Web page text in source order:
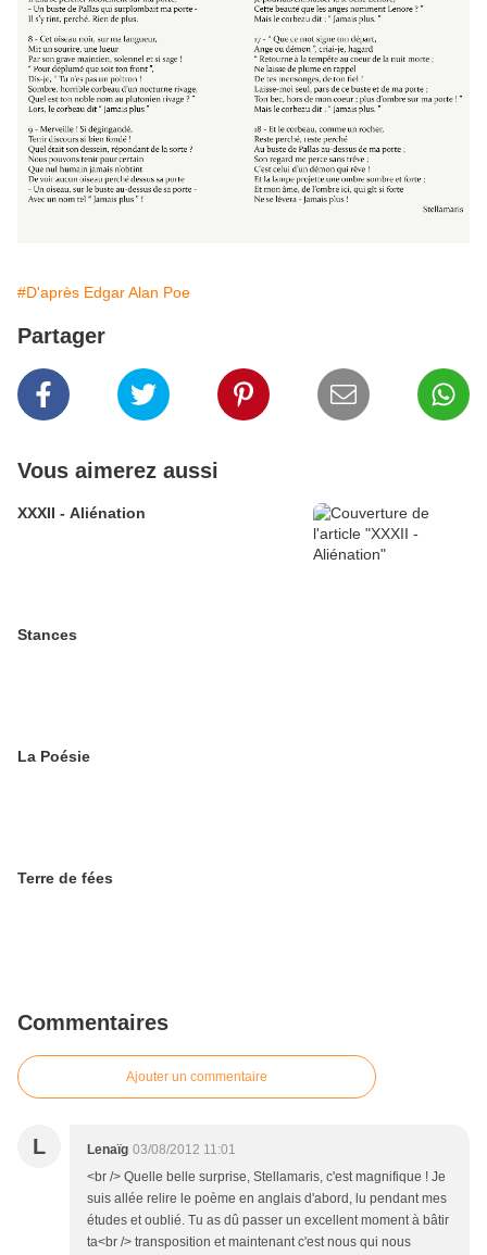
#D'après Edgar Alan Poe
Partager
Vous aimerez aussi
XXXII - Aliénation
Stances
La Poésie
Terre de fées
Commentaires
Ajouter un commentaire
L Lenaïg 03/08/2012 11:01
<br /> Quelle belle surprise, Stellamaris, c'est magnifique ! Je
suis allée relire le poème en anglais d'abord, lu pendant mes
études et oublié. Tu as dû passer un excellent moment à bâtir
ta<br /> transposition et maintenant c'est nous qui nous